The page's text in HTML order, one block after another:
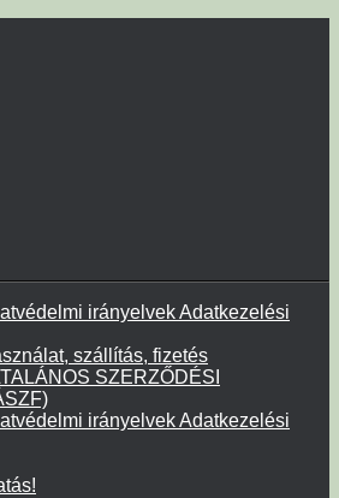
irányelvek Adatkezelési
szállítás, fizetés
SZERZŐDÉSI
irányelvek Adatkezelési